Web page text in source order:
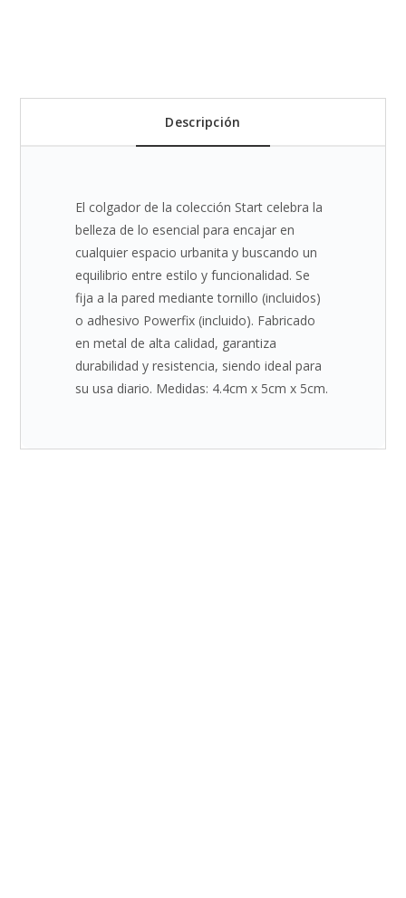
Descripción
El colgador de la colección Start celebra la
belleza de lo esencial para encajar en
cualquier espacio urbanita y buscando un
equilibrio entre estilo y funcionalidad. Se
fija a la pared mediante tornillo (incluidos)
o adhesivo Powerfix (incluido). Fabricado
en metal de alta calidad, garantiza
durabilidad y resistencia, siendo ideal para
su usa diario. Medidas: 4.4cm x 5cm x 5cm.